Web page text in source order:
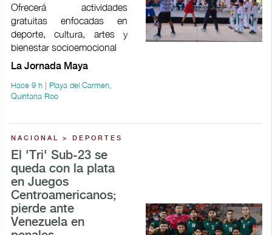
Ofrecerá actividades
gratuitas enfocadas en
deporte, cultura, artes y
bienestar socioemocional
La Jornada Maya
Hace 9 h | Playa del Carmen,
Quintana Roo
NACIONAL > DEPORTES
El 'Tri' Sub-23 se
queda con la plata
en Juegos
Centroamericanos;
pierde ante
Venezuela en